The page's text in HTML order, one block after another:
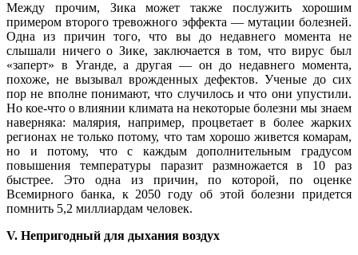
Между прочим, Зика может также послужить хорошим
примером второго тревожного эффекта — мутации болезней.
Одна из причин того, что вы до недавнего момента не
слышали ничего о Зике, заключается в том, что вирус был
«заперт» в Уганде, а другая — он до недавнего момента,
похоже, не вызывал врожденных дефектов. Ученые до сих
пор не вполне понимают, что случилось и что они упустили.
Но кое-что о влиянии климата на некоторые болезни мы знаем
наверняка: малярия, например, процветает в более жарких
регионах не только потому, что там хорошо живется комарам,
но и потому, что с каждым дополнительным градусом
повышения температуры паразит размножается в 10 раз
быстрее. Это одна из причин, по которой, по оценке
Всемирного банка, к 2050 году об этой болезни придется
помнить 5,2 миллиардам человек.
V. Непригодный для дыхания воздух